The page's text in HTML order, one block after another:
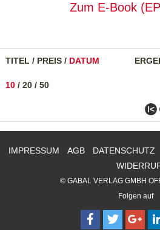
Zum E-Book
TITEL / PREIS / DATUM
10 / 20 / 50
ǀ<
IMPRESSUM AGB DATENSCHUTZ
© GABAL VERLAG GMBH
Folgen auf